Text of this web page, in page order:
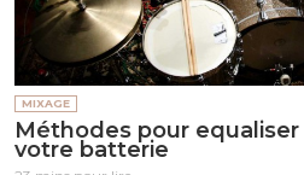
MIXAGE
Méthodes pour
votre batterie